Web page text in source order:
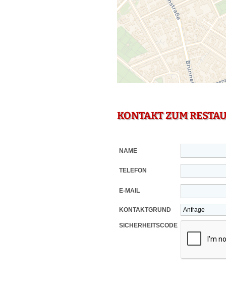
KONTAKT ZUM
NAME
TELEFON
E-MAIL
KONTAKTGRUND
SICHERHEITSCODE